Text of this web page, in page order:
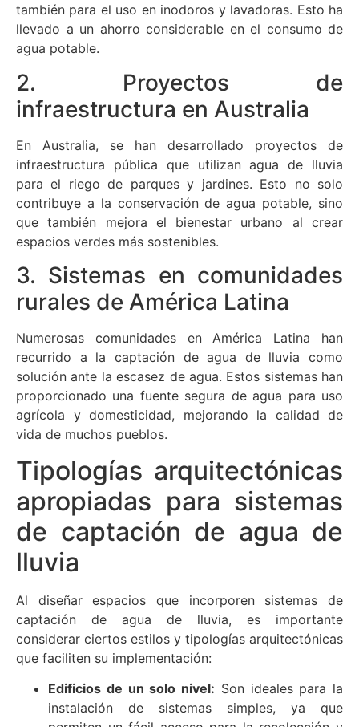
también para el uso en inodoros y lavadoras. Esto ha
llevado a un ahorro considerable en el consumo de
agua potable.
2. Proyectos de
infraestructura en Australia
En Australia, se han desarrollado proyectos de
infraestructura pública que utilizan agua de lluvia
para el riego de parques y jardines. Esto no solo
contribuye a la conservación de agua potable, sino
que también mejora el bienestar urbano al crear
espacios verdes más sostenibles.
3. Sistemas en comunidades
rurales de América Latina
Numerosas comunidades en América Latina han
recurrido a la captación de agua de lluvia como
solución ante la escasez de agua. Estos sistemas han
proporcionado una fuente segura de agua para uso
agrícola y domesticidad, mejorando la calidad de
vida de muchos pueblos.
Tipologías arquitectónicas
apropiadas para sistemas
de captación de agua de
lluvia
Al diseñar espacios que incorporen sistemas de
captación de agua de lluvia, es importante
considerar ciertos estilos y tipologías arquitectónicas
que faciliten su implementación:
Edificios de un solo nivel: Son ideales para la
instalación de sistemas simples, ya que